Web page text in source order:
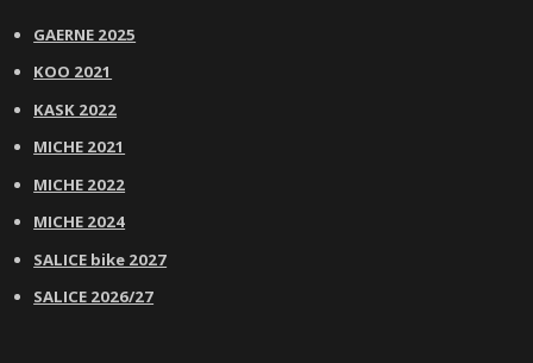
GAERNE 2025
KOO 2021
KASK 2022
MICHE 2021
MICHE 2022
MICHE 2024
SALICE bike 2027
SALICE 2026/27